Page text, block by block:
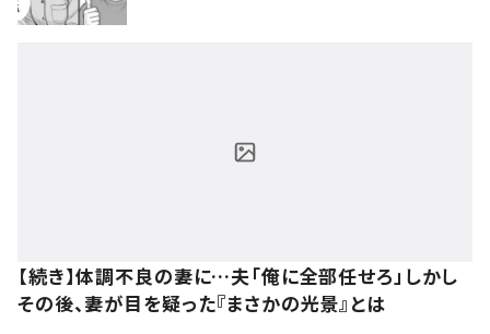
【続き】体調不良の妻に…夫「俺に全部任せろ」しかし
その後、妻が目を疑った『まさかの光景』とは